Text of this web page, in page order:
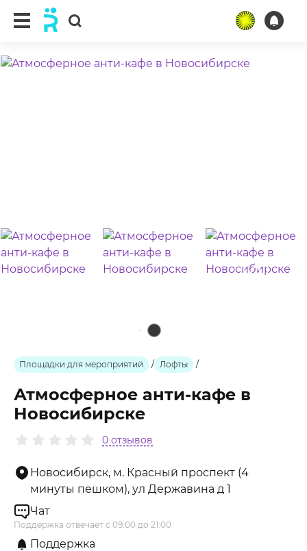
Площадки для мероприятий / Лофты /
Атмосферное анти-кафе в
Новосибирске
0 отзывов
Новосибирск, м. Красный проспект (4
минуты пешком), ул Державина д 1
Чат
Поддержка отвечает с 09:00 до 21:00
Поддержка